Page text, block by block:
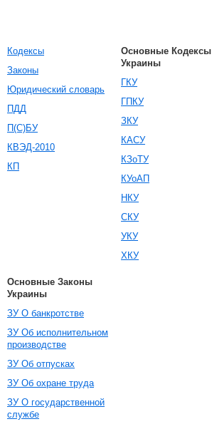
Кодексы
Законы
Юридический словарь
ПДД
П(С)БУ
КВЭД-2010
КП
Основные Кодексы
Украины
ГКУ
ГПКУ
ЗКУ
КАСУ
КЗоТУ
КУоАП
НКУ
СКУ
УКУ
ХКУ
Основные Законы
Украины
ЗУ О банкротстве
ЗУ Об исполнительном
производстве
ЗУ Об отпусках
ЗУ Об охране труда
ЗУ О государственной
службе